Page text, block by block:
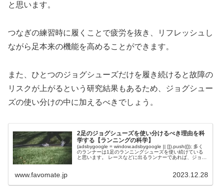
と思います。
つなぎの練習時に履くことで疲労を抜き、リフレッシュし
ながら足本来の機能を高めることができます。
また、ひとつのジョグシューズだけを履き続けると故障の
リスクが上がるという研究結果もあるため、ジョグシュー
ズの使い分けの中に加えるべきでしょう。
2足のジョグシューズを使い分けるべき理由を科
学する【ランニングの科学】
(adsbygoogle = window.adsbygoogle || []).push({}); 多く
のランナーは1足のランニングシューズを使い続けている
と思います。 レースなどに出るランナーであれば、ジョグ
www.favomate.jp 2023.12.28